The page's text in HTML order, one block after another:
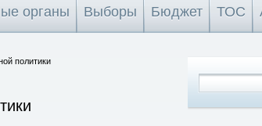
органы Выборы Бюджет ТОС
политики